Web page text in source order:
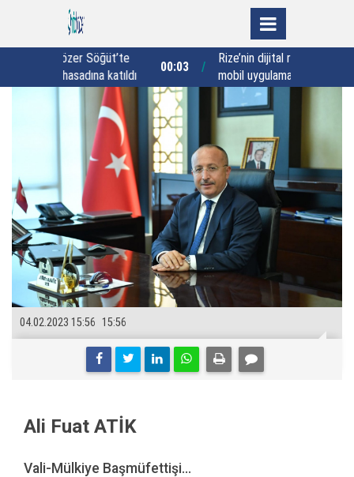
00:03
Rize’nin dijital rehberi “Rizedesin”
mobil uygulaması hizmete sunuldu
15:56
04.02.2023 15:56
Ali Fuat ATİK
Vali-Mülkiye Başmüfettişi...